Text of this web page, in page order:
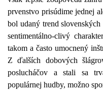
prvenstvo prisúdime jednej
bol udaný trend
sentimentálno-clivý
takom a často umocnený
Z ďalších dobových
poslucháčov a stali sa
populárnej hudby, možno